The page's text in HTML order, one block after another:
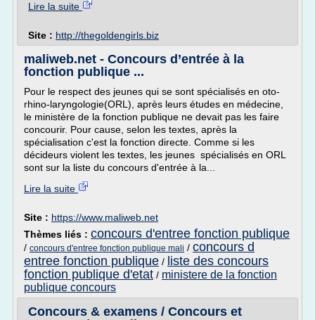
Lire la suite
Site : http://thegoldengirls.biz
maliweb.net - Concours d’entrée à la
fonction publique ...
Pour le respect des jeunes qui se sont spécialisés en oto-
rhino-laryngologie(ORL), après leurs études en médecine,
le ministère de la fonction publique ne devait pas les faire
concourir. Pour cause, selon les textes, après la
spécialisation c'est la fonction directe. Comme si les
décideurs violent les textes, les jeunes spécialisés en ORL
sont sur la liste du concours d'entrée à la...
Lire la suite
Site : https://www.maliweb.net
Thèmes liés : concours d'entree fonction publique
/ concours d'entree fonction publique mali / concours d
entree fonction publique / liste des concours
fonction publique d'etat / ministere de la fonction
publique concours
Concours & examens / Concours et